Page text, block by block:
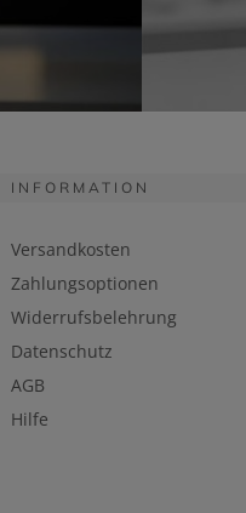
INFORMATION
Versandkosten
Zahlungsoptionen
Widerrufsbelehrung
Datenschutz
AGB
Hilfe